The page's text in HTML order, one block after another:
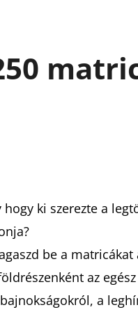
ki szerezte a
be a matricákat
az
a